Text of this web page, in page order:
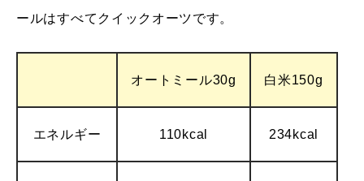
ールはすべてクイックオーツです。
オートミール30g 白米150g
エネルギー 110kcal 234kcal